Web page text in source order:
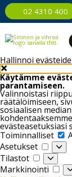
Hallinnoi
Käytämme
parantamiseen.
Valinnoistasi
räätälöimiseen,
sosiaalisen
evästeasetuksiasi
Toiminnalliset
Asetukset
Tilastot
Tilastot
Markkinointi
02 4310 400